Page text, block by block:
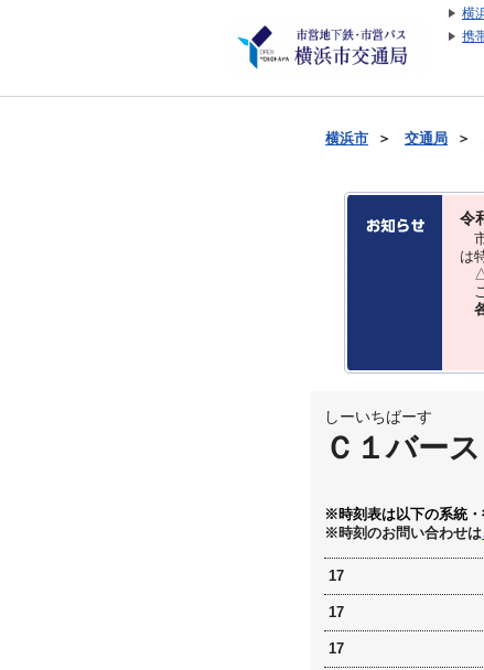
横
携
横浜市 ＞ 交通局 ＞
令
は
△
しーいちばーす
Ｃ１バー
※時刻表は以下の系統
※時刻のお問い合わせは
17
17
17